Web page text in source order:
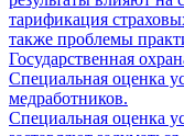
тарификация
также проблемы
Государственная
Специальная оценка
медработников.
Специальная оценка